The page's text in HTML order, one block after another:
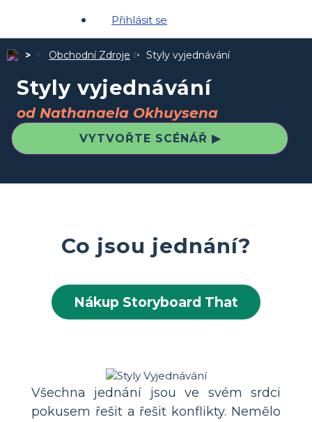
Přihlásit se
Obchodní Zdroje Styly vyjednávání
Styly vyjednávání
od Nathanaela Okhuysena
VYTVOŘTE SCÉNÁŘ ▶
Co jsou jednání?
Nákup Storyboard That
Všechna jednání jsou ve svém srdci
pokusem řešit a řešit konflikty. Nemělo